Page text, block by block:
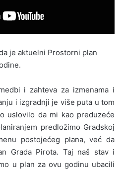
je aktuelni Prostorni plan
i zahteva za izmenama i
i izgradnji je više puta u tom
uslovilo da mi kao preduzeće
predložimo Gradskoj
postojećeg plana, već da
Grada Pirota. Taj naš stav i
u plan za ovu godinu ubacili